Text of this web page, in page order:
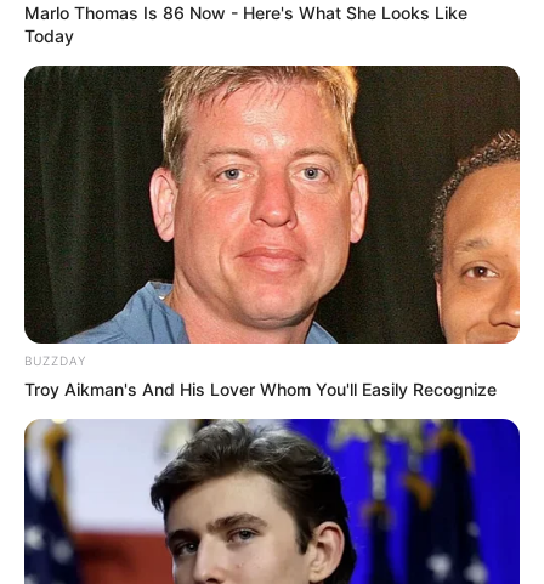
Marlo Thomas Is 86 Now - Here's What She Looks Like
Today
BUZZDAY
Troy Aikman's And His Lover Whom You'll Easily Recognize